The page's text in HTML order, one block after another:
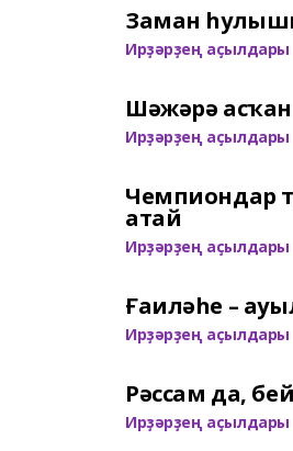
Заман
Ирҙәрҙең аҫылдары
Шәжәрә
Ирҙәрҙең аҫылдары
Чемпиондар
атай
Ирҙәрҙең аҫылдары
Ғаиләһе –
Ирҙәрҙең аҫылдары
Рәссам да,
Ирҙәрҙең аҫылдары